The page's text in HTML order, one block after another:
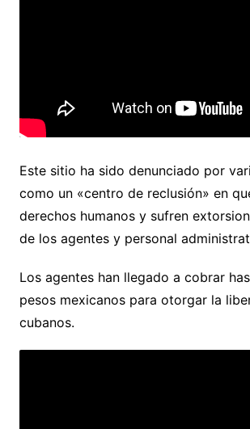
Este sitio ha sido denunciado por
como un «centro de reclusión» en
derechos humanos y sufren
de los agentes y personal
Los agentes han llegado a cobrar
pesos mexicanos para otorgar la
cubanos.